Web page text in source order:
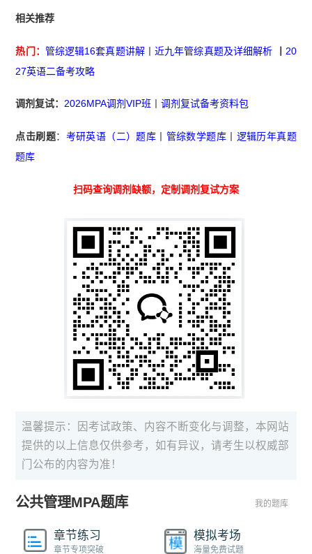
相关推荐
热门： 管综逻辑16套真题讲解丨近九年管综真题及详细解析 丨 20
27英语二备考攻略
调剂复试：2026MPA调剂VIP班 丨调剂复试备考资料包
点击刷题： 考研英语（二）题库 管综数学题库
逻辑历年真题
题库
扫码查询调剂缺额，定制调剂复试方案
温馨提示：因考试政策、内容不断变化与调整，本网站
提供的以上信息仅供参考，如有异议，请考生以权威部
门公布的内容为准！
公共管理MPA题库 我的题库
章节练习
章节专项突破
模拟考场
海量免费试题